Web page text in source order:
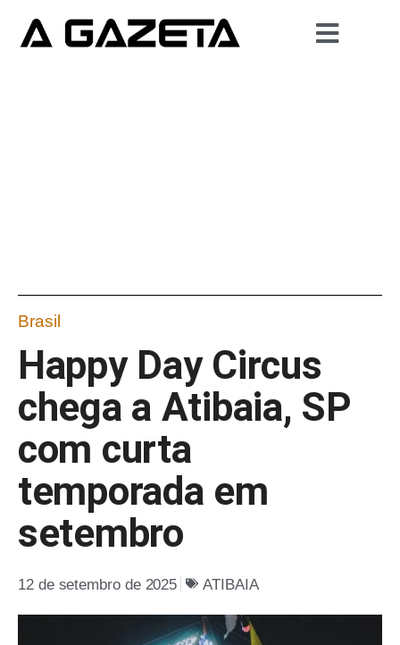
Brasil
Happy Day Circus
chega a Atibaia, SP
com curta
temporada em
setembro
12 de setembro de 2025 ATIBAIA